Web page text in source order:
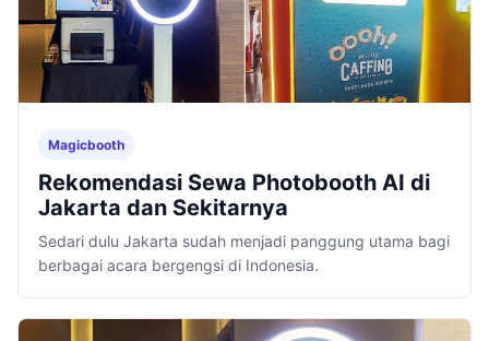
Magicbooth
Rekomendasi Sewa Photobooth AI di
Jakarta dan Sekitarnya
Sedari dulu Jakarta sudah menjadi panggung utama bagi
berbagai acara bergengsi di Indonesia.